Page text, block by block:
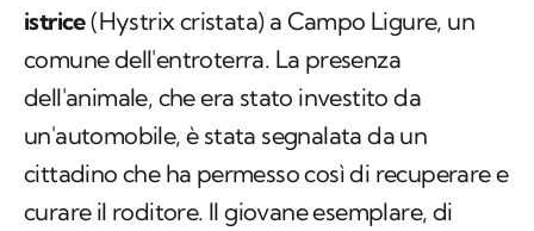
istrice(Hystrix cristata) a Campo Ligure, un
comune dell'entroterra. La presenza
dell'animale, che era stato investito da
un'automobile, è stata segnalata da un
cittadino che ha permesso così di recuperare e
curare il roditore. Il giovane esemplare, di